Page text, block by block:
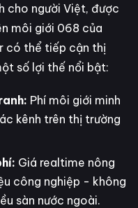
cho người Việt, được
môi giới 068 của
có thể tiếp cận thị
số lợi thế nổi bật:
Phí môi giới minh
kênh trên thị trường
Giá realtime nông
công nghiệp - không
sàn nước ngoài.